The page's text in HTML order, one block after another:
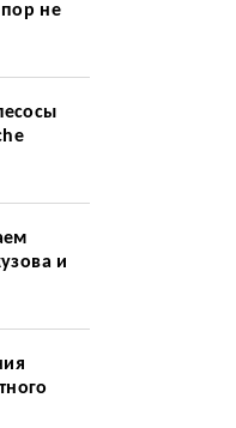
не
и